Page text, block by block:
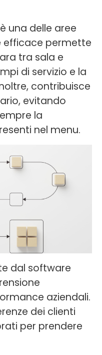
una delle aree
efficace permette
tra sala e
di servizio e la
contribuisce
evitando
la
nel menu.
dal software
aziendali.
dei clienti
per prendere